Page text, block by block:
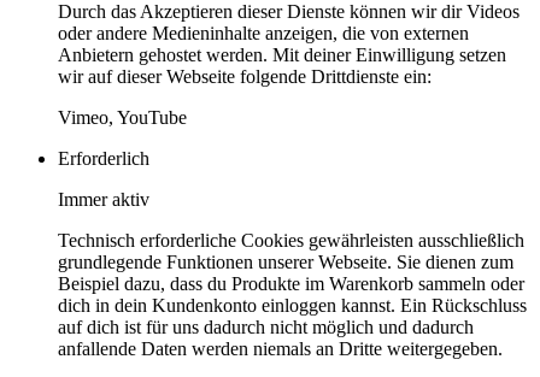
Durch das Akzeptieren dieser Dienste können wir dir Videos
oder andere Medieninhalte anzeigen, die von externen
Anbietern gehostet werden. Mit deiner Einwilligung setzen
wir auf dieser Webseite folgende Drittdienste ein:
Vimeo, YouTube
Erforderlich
Immer aktiv
Technisch erforderliche Cookies gewährleisten ausschließlich
grundlegende Funktionen unserer Webseite. Sie dienen zum
Beispiel dazu, dass du Produkte im Warenkorb sammeln oder
dich in dein Kundenkonto einloggen kannst. Ein Rückschluss
auf dich ist für uns dadurch nicht möglich und dadurch
anfallende Daten werden niemals an Dritte weitergegeben.